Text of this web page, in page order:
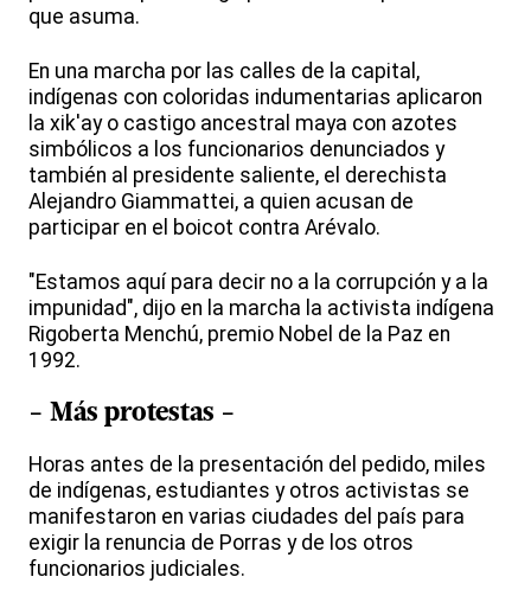
que asuma.
En una marcha por las calles de la capital,
indígenas con coloridas indumentarias aplicaron
la xik'ay o castigo ancestral maya con azotes
simbólicos a los funcionarios denunciados y
también al presidente saliente, el derechista
Alejandro Giammattei, a quien acusan de
participar en el boicot contra Arévalo.
"Estamos aquí para decir no a la corrupción y a la
impunidad", dijo en la marcha la activista indígena
Rigoberta Menchú, premio Nobel de la Paz en
1992.
- Más protestas -
Horas antes de la presentación del pedido, miles
de indígenas, estudiantes y otros activistas se
manifestaron en varias ciudades del país para
exigir la renuncia de Porras y de los otros
funcionarios judiciales.